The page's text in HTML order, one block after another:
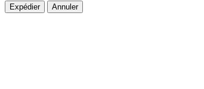
Expédier Annuler